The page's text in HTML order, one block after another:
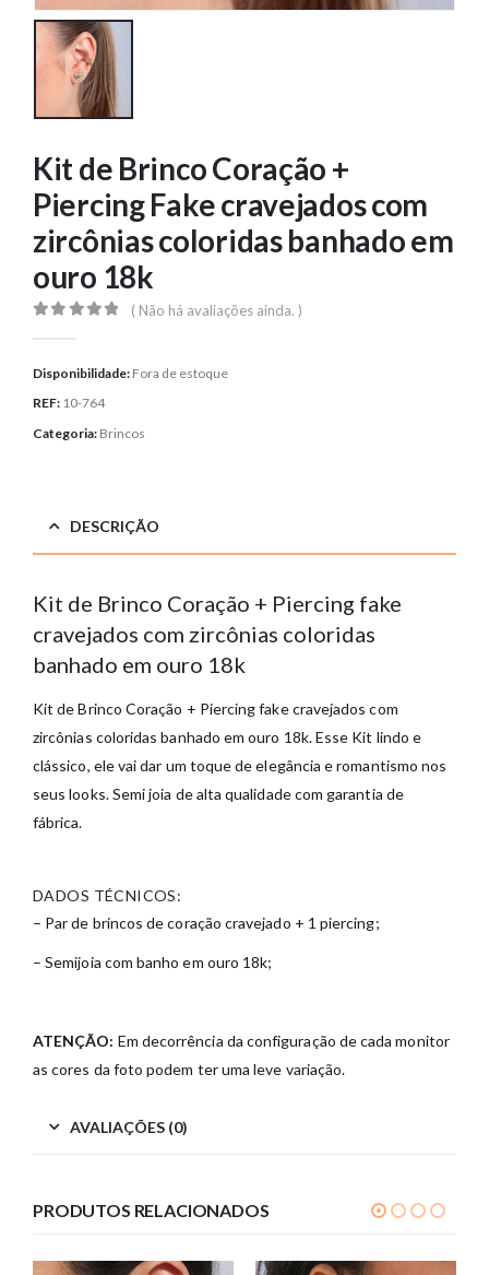
Kit de Brinco Coração +
Piercing Fake cravejados com
zircônias coloridas banhado em
ouro 18k
( Não há avaliações ainda. )
Disponibilidade: Fora de estoque
REF: 10-764
Categoria: Brincos
DESCRIÇÃO
Kit de Brinco Coração + Piercing fake
cravejados com zircônias coloridas
banhado em ouro 18k
Kit de Brinco Coração + Piercing fake cravejados com
zircônias coloridas banhado em ouro 18k. Esse Kit lindo e
clássico, ele vai dar um toque de elegância e romantismo nos
seus looks. Semi joia de alta qualidade com garantia de
fábrica.
DADOS TÉCNICOS:
– Par de brincos de coração cravejado + 1 piercing;
– Semijoia com banho em ouro 18k;
ATENÇÃO: Em decorrência da configuração de cada monitor
as cores da foto podem ter uma leve variação.
AVALIAÇÕES (0)
PRODUTOS RELACIONADOS